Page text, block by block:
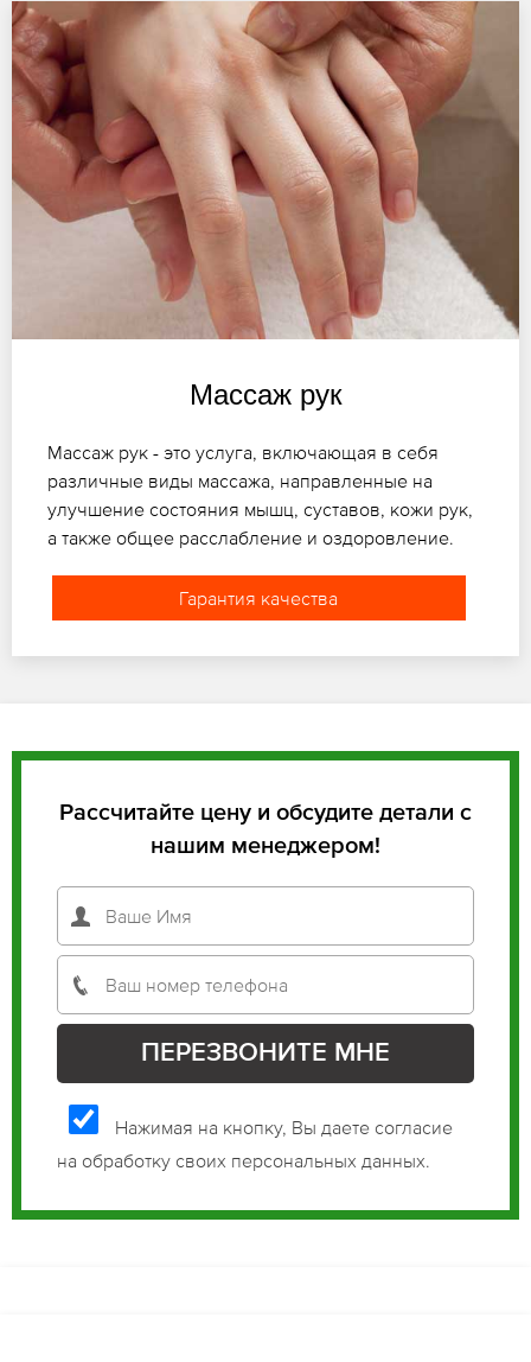
Массаж рук
Массаж рук - это услуга, включающая в себя
различные виды массажа, направленные на
улучшение состояния мышц, суставов, кожи рук,
а также общее расслабление и оздоровление.
Гарантия качества
Рассчитайте цену и обсудите детали с
нашим менеджером!
Нажимая на кнопку, Вы даете согласие
на обработку своих персональных данных.